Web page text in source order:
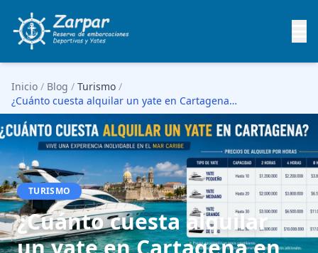
Inicio / Blog / Turismo /
¿Cuánto cuesta alquilar un yate en Cartagena en 2…
TURISMO
¿Cuánto cuesta alquilar